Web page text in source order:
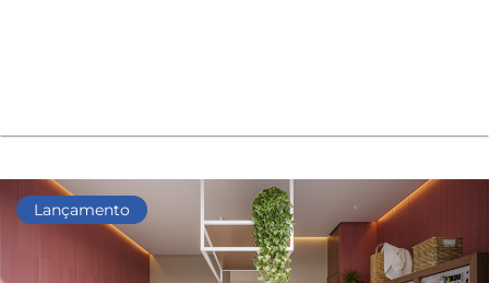
Lançamento